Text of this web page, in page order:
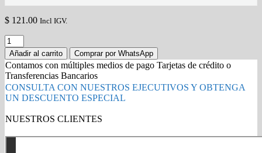
$ 121.00 Incl IGV.
Toner
xerox
WC
3220/3210
Black
106R01487
Alto
quantity
Añadir al carrito Comprar por WhatsApp
Contamos con múltiples medios de pago Tarjetas de crédito o
Transferencias Bancarios
CONSULTA CON NUESTROS EJECUTIVOS Y OBTENGA
UN DESCUENTO ESPECIAL
NUESTROS CLIENTES